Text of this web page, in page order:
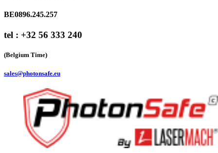
BE0896.245.257
tel : +32 56 333 240
(Belgium Time)
sales@photonsafe.eu